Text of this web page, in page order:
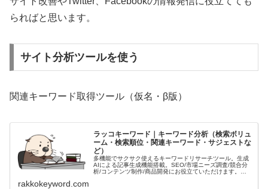
らればと思います。
サイト分析ツールを使う
関連キーワード取得ツール（仮名・β版）
ラッコキーワード｜キーワード分析（検索ボリュ
ーム・検索順位・関連キーワード・サジェストな
ど）
多機能でサクサク使えるキーワードリサーチツール。生成
AIによる記事生成機能搭載。SEO/市場ニーズ調査/競合分
析/コンテンツ制作/商品開発にお役立ていただけます。無
rakkokeyword.com